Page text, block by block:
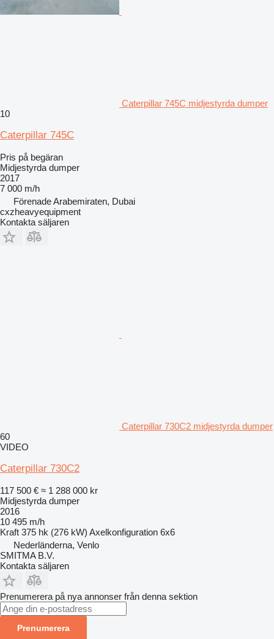
Caterpillar 745C midjestyrda dumper
10
Caterpillar 745C
Pris på begäran
Midjestyrda dumper
2017
7 000 m/h
Förenade Arabemiraten, Dubai
cxzheavyequipment
Kontakta säljaren
Caterpillar 730C2 midjestyrda dumper
60
VIDEO
Caterpillar 730C2
117 500 € ≈ 1 288 000 kr
Midjestyrda dumper
2016
10 495 m/h
Kraft 375 hk (276 kW) Axelkonfiguration 6x6
Nederländerna, Venlo
SMITMA B.V.
Kontakta säljaren
Prenumerera på nya annonser från denna sektion
Prenumerera